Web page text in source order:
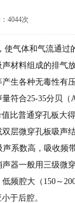
4044次
气体和气流通过
材料组成的排气
生各种无毒性有
符合25-35分贝（A
普通穿孔板大得
层微穿孔板吸声
系数高，吸收频
器一般用三级微
频腔大（150～
于后腔。